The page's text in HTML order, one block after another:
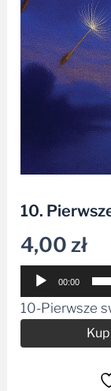
10.
4,00zł
Odtwarzacz
plików
dźwiękowych
00:00
10-Pierwsze